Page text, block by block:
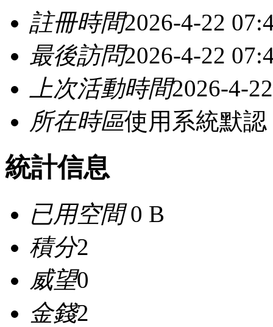
註冊時間2026-4-22
最後訪問2026-4-22
上次活動時間2026-4-
所在時區使用系統默認
統計信息
已用空間0 B
積分2
威望0
金錢2